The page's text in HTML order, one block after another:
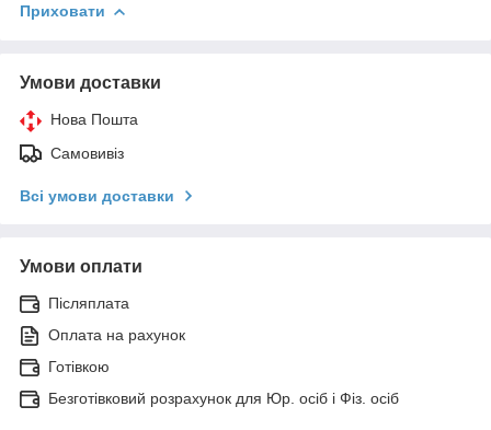
Приховати
Умови доставки
Нова Пошта
Самовивіз
Всі умови доставки
Умови оплати
Післяплата
Оплата на рахунок
Готівкою
Безготівковий розрахунок для Юр. осіб і Фіз. осіб